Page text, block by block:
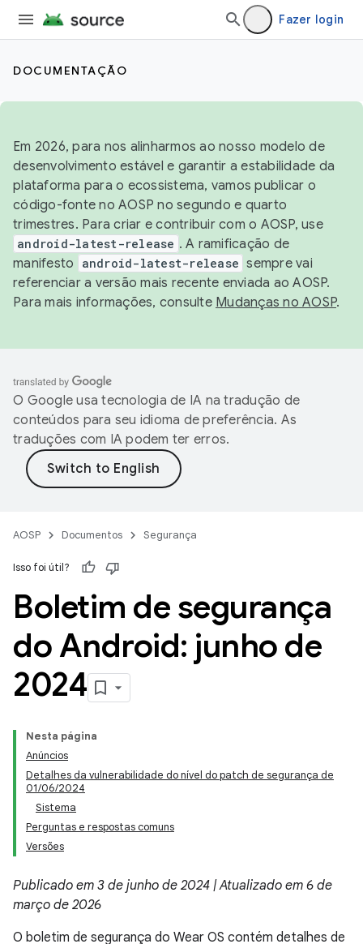
Fazer login
DOCUMENTAÇÃO
Em 2026, para nos alinharmos ao nosso modelo de
desenvolvimento estável e garantir a estabilidade da
plataforma para o ecossistema, vamos publicar o
código-fonte no AOSP no segundo e quarto
trimestres. Para criar e contribuir com o AOSP, use
android-latest-release . A ramificação de
manifesto
android-latest-release sempre vai
referenciar a versão mais recente enviada ao AOSP.
Para mais informações, consulte Mudanças no AOSP.
O Google usa tecnologia de IA na tradução de
conteúdos para seu idioma de preferência. As
traduções com IA podem ter erros.
AOSP Documentos Segurança
Isso foi útil?
Boletim de segurança
do Android: junho de
2024
Nesta página
Anúncios
Detalhes da vulnerabilidade do nível do patch de segurança de
01/06/2024
Sistema
Perguntas e respostas comuns
Versões
Publicado em 3 de junho de 2024 | Atualizado em 6 de
março de 2026
O boletim de segurança do Wear OS contém detalhes de